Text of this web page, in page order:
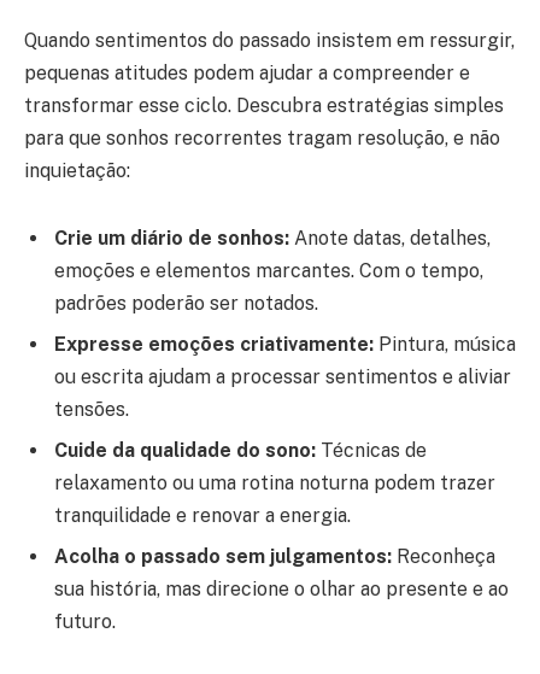
Quando sentimentos do passado insistem em ressurgir,
pequenas atitudes podem ajudar a compreender e
transformar esse ciclo. Descubra estratégias simples
para que sonhos recorrentes tragam resolução, e não
inquietação:
Crie um diário de sonhos: Anote datas, detalhes,
emoções e elementos marcantes. Com o tempo,
padrões poderão ser notados.
Expresse emoções criativamente: Pintura, música
ou escrita ajudam a processar sentimentos e aliviar
tensões.
Cuide da qualidade do sono: Técnicas de
relaxamento ou uma rotina noturna podem trazer
tranquilidade e renovar a energia.
Acolha o passado sem julgamentos: Reconheça
sua história, mas direcione o olhar ao presente e ao
futuro.